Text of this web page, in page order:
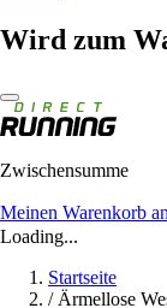
Wird zum
Zwischensumme
Meinen Warenkorb
Loading...
Startseite
/ Ärmellose